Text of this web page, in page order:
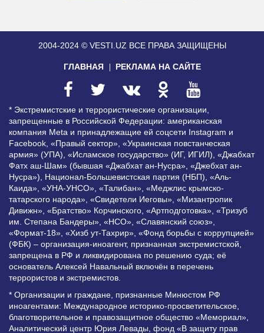
2004-2024 © VESTI.UZ ВСЕ ПРАВА ЗАЩИЩЕНЫ
ГЛАВНАЯ РЕКЛАМА НА САЙТЕ
* Экстремистские и террористические организации,
запрещенные в Российской Федерации: американская
компания Meta и принадлежащие ей соцсети Instagram и
Facebook, «Правый сектор», «Украинская повстанческая
армия» (УПА), «Исламское государство» (ИГ, ИГИЛ), «Джабхат
Фатх аш-Шам» (бывшая «Джабхат ан-Нусра», «Джебхат ан-
Нусра»), Национал-Большевистская партия (НБП), «Аль-
Каида», «УНА-УНСО», «Талибан», «Меджлис крымско-
татарского народа», «Свидетели Иеговы», «Мизантропик
Дивижн», «Братство» Корчинского, «Артподготовка», «Тризуб
им. Степана Бандеры», «НСО», «Славянский союз»,
«Формат-18», «Хизб ут-Тахрир», «Фонд борьбы с коррупцией»
(ФБК) – организация-иноагент, признанная экстремистской,
запрещена в РФ и ликвидирована по решению суда; её
основатель Алексей Навальный включён в перечень
террористов и экстремистов.
* Организации и граждане, признанные Минюстом РФ
иноагентами: Международное историко-просветительское,
благотворительное и правозащитное общество «Мемориал»,
Аналитический центр Юрия Левады, фонд «В защиту прав